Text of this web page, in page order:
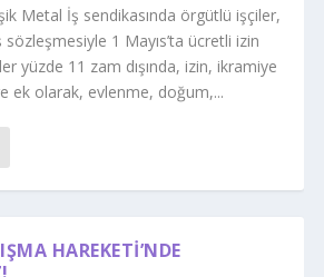
Metal İş sendikasında örgütlü işçiler,
1 Mayıs’ta ücretli izin
yüzde 11 zam dışında, izin, ikramiye
ek olarak, evlenme, doğum,...
HAREKETI’NDE